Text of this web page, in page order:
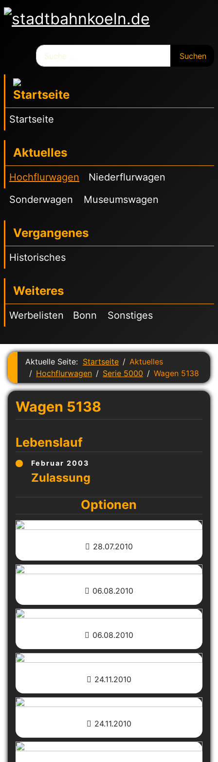
Suchen
Startseite
Aktuelles
Hochflurwagen
Niederflurwagen
Sonderwagen
Museumswagen
Vergangenes
Historisches
Weiteres
Werbelisten Bonn Sonstiges
Aktuelle Seite: Startseite
Aktuelles
Hochflurwagen
Serie 5000 Wagen 5138
Wagen 5138
Lebenslauf
Februar 2003
Optionen
28.07.2010
06.08.2010
06.08.2010
24.11.2010
24.11.2010